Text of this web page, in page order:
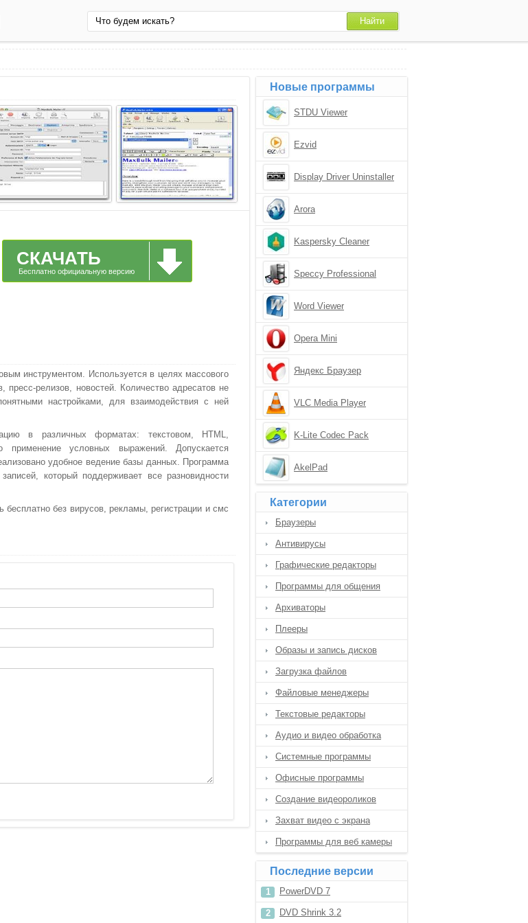
СКАЧАТЬ
Бесплатно официальную версию
инструментом. Используется в целях массового
пресс-релизов, новостей. Количество адресатов не
настройками, для взаимодействия с ней
в различных форматах: текстовом, HTML,
применение условных выражений. Допускается
удобное ведение базы данных. Программа
который поддерживает все разновидности
без вирусов, рекламы, регистрации и смс
Новые программы
STDU Viewer
Ezvid
Display Driver Uninstaller
Arora
Kaspersky Cleaner
Speccy Professional
Word Viewer
Opera Mini
Яндекс Браузер
VLC Media Player
K-Lite Codec Pack
AkelPad
Категории
Браузеры
Антивирусы
Графические редакторы
Программы для общения
Архиваторы
Плееры
Образы и запись дисков
Загрузка файлов
Файловые менеджеры
Текстовые редакторы
Аудио и видео обработка
Системные программы
Офисные программы
Создание видеороликов
Захват видео с экрана
Программы для веб камеры
Последние версии
PowerDVD 7
DVD Shrink 3.2